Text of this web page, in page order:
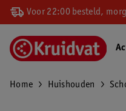
Voor 22:00 besteld,
Home Huishouden